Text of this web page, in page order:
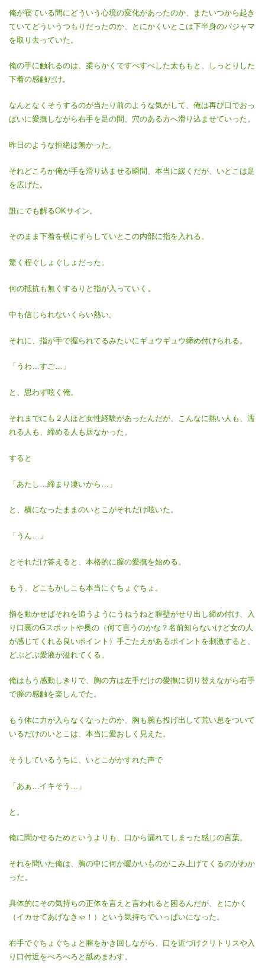
俺が寝ている間にどういう心境の変化があったのか、またいつから起き
ていてどういうつもりだったのか、とにかくいとこは下半身のパジャマ
を取り去っていた。
俺の手に触れるのは、柔らかくてすべすべした太ももと、しっとりした
下着の感触だけ。
なんとなくそうするのが当たり前のような気がして、俺は再び口でおっ
ぱいに愛撫しながら右手を足の間、穴のある方へ滑り込ませていった。
昨日のような拒絶は無かった。
それどころか俺が手を滑り込ませる瞬間、本当に緩くだが、いとこは足
を広げた。
誰にでも解るOKサイン。
そのまま下着を横にずらしていとこの内部に指を入れる。
驚く程ぐしょぐしょだった。
何の抵抗も無くするりと指が入っていく。
中も信じられないくらい熱い。
それに、指が手で握られてるみたいにギュウギュウ締め付けられる。
「うわ…すご…」
と、思わず呟く俺。
それまでにも２人ほど女性経験があったんだが、こんなに熱い人も、濡
れる人も、締める人も居なかった。
すると
「あたし…締まり凄いから…」
と、横になったままのいとこがそれだけ呟いた。
「うん…」
とそれだけ答えると、本格的に膣の愛撫を始める。
もう、どこもかしこも本当にぐちょぐちょ。
指を動かせばそれを追うようにうねうねと膣壁がせり出し締め付け、入
り口裏のGスポットや奥の（何て言うのかな？名前知らないけど女の人
が感じてくれる良いポイント）手ごたえがあるポイントを刺激すると、
どぶどぶ愛液が溢れてくる。
俺はもう感動しきりで、胸の方は左手だけの愛撫に切り替えながら右手
で膣の感触を楽しんでた。
もう体に力が入らなくなったのか、胸も腕も投げ出して荒い息をついて
いるだけのいとこは、本当に愛おしく見えた。
そうしているうちに、いとこがかすれた声で
「あぁ…イキそう…」
と。
俺に聞かせるためというよりも、口から漏れてしまった感じの言葉。
それを聞いた俺は、胸の中に何か暖かいものがこみ上げてくるのがわか
った。
具体的にその気持ちの正体を言えと言われると困るんだが、とにかく
（イカせてあげなきゃ！）という気持ちでいっぱいになった。
右手でぐちょぐちょと膣をかき回しながら、口を近づけクリトリスや入
り口付近をべろべろと舐めまわす。